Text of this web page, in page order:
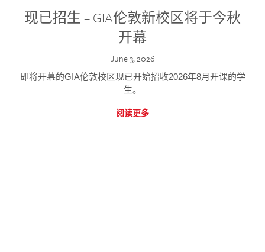
现已招生 – GIA伦敦新校区将于今秋
开幕
June 3, 2026
即将开幕的GIA伦敦校区现已开始招收2026年8月开课的学
生。
阅读更多